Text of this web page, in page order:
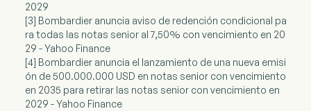
2029
[3] Bombardier anuncia aviso de redención condicional pa
ra todas las notas senior al 7,50% con vencimiento en 20
29 - Yahoo Finance
[4] Bombardier anuncia el lanzamiento de una nueva emisi
ón de 500.000.000 USD en notas senior con vencimiento
en 2035 para retirar las notas senior con vencimiento en
2029 - Yahoo Finance